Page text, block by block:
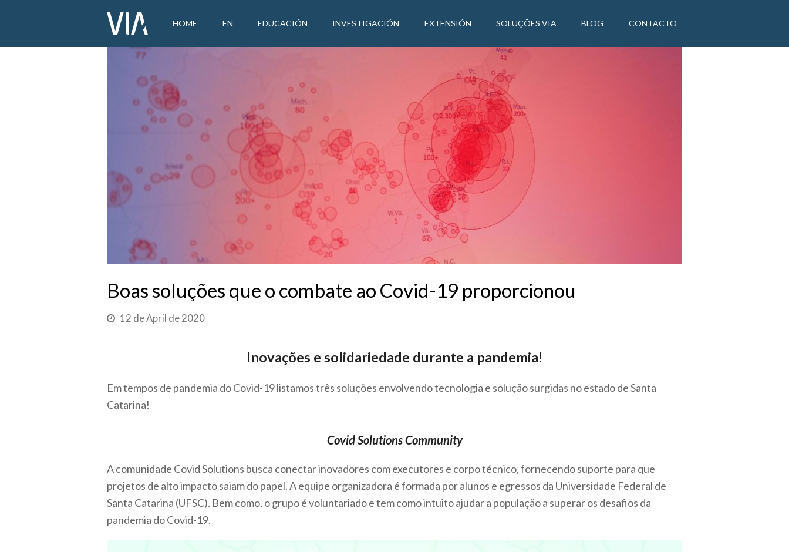
HOME EN EDUCACIÓN INVESTIGACIÓN EXTENSIÓN SOLUÇÕES VIA BLOG CONTACTO
Boas soluções que o combate ao Covid-19 proporcionou
12 de April de 2020
Inovações e solidariedade durante a pandemia!
Em tempos de pandemia do Covid-19 listamos três soluções envolvendo tecnologia e solução surgidas no estado de Santa
Catarina!
Covid Solutions Community
A comunidade Covid Solutions busca conectar inovadores com executores e corpo técnico, fornecendo suporte para que
projetos de alto impacto saiam do papel. A equipe organizadora é formada por alunos e egressos da Universidade Federal de
Santa Catarina (UFSC). Bem como, o grupo é voluntariado e tem como intuito ajudar a população a superar os desafios da
pandemia do Covid-19.